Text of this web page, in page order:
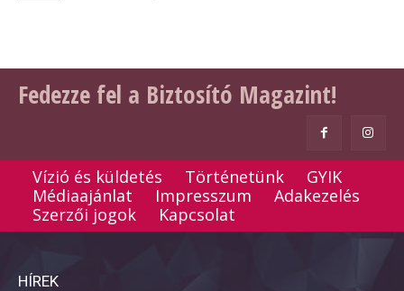
Fedezze fel a Biztosító Magazint!
Vízió és küldetés Történetünk
GYIK
Médiaajánlat
Impresszum
Adakezelés
Szerzői jogok
Kapcsolat
HÍREK